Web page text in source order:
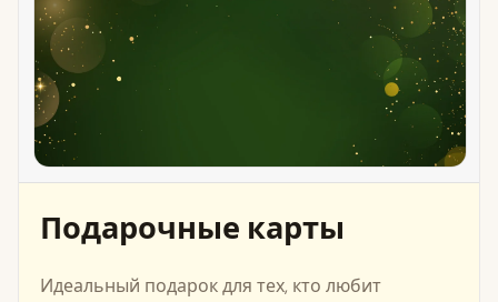
Подарочные карты
Идеальный подарок для тех, кто любит